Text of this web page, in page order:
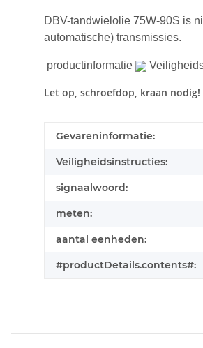
DBV-tandwielolie 75W-90S is
automatische) transmissies.
productinformatie
Let op, schroefdop, kraan nodig!
#productDetails.itemValue#
Gevareninformatie:
Veiligheidsinstructies:
signaalwoord:
meten:
aantal eenheden:
#productDetails.contents#: